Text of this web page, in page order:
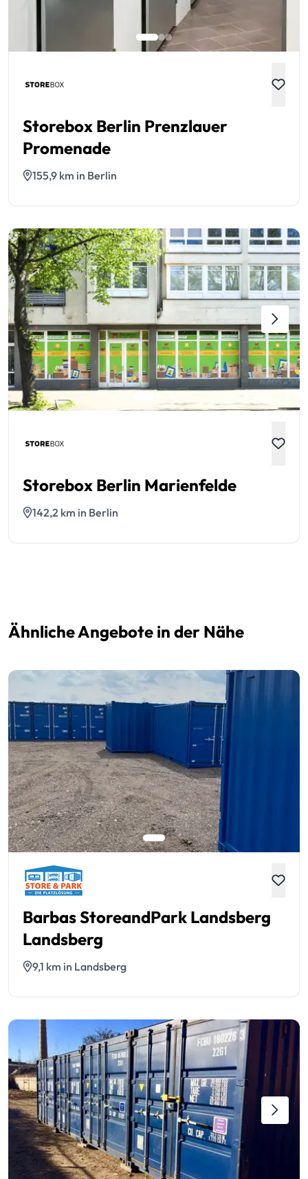
Storebox Berlin Prenzlauer
Promenade
155,9 km in Berlin
Storebox Berlin Marienfelde
142,2 km in Berlin
Ähnliche Angebote in der Nähe
Barbas StoreandPark Landsberg
Landsberg
9,1 km in Landsberg